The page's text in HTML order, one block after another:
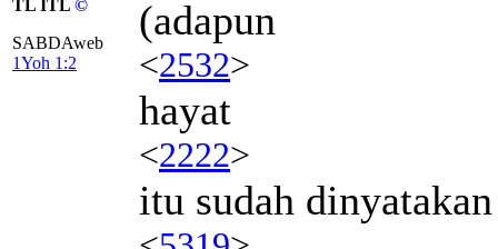
TL ITL ©
SABDAweb
1Yoh 1:2
(adapun
<2532>
hayat
<2222>
itu sudah dinyatakan